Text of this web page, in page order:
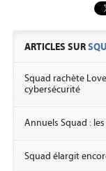
ARTICLES SUR
Squad rachète
cybersécurité
Annuels Squad :
Squad élargit